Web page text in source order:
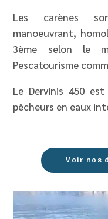
Les carènes
manoeuvrant,
3ème selon le
Pescatourisme
Le Dervinis 450
pêcheurs en eaux
Voir nos